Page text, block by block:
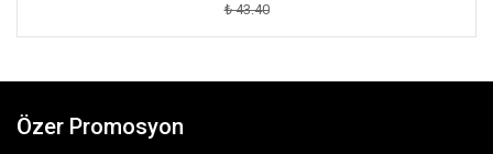
₺ 43.40
Özer Promosyon